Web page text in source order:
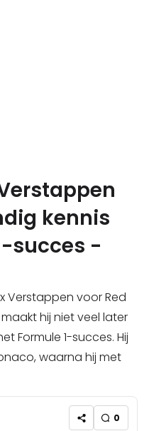
kennis
succes -
Verstappen voor Red
hij niet veel later
Formule 1-succes. Hij
waarna hij met
0